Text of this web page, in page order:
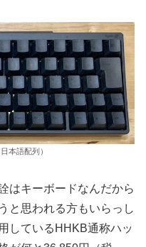
本語配列）
はキーボードなんだから
と思われる方もいらっし
しているHHKB通称ハッ